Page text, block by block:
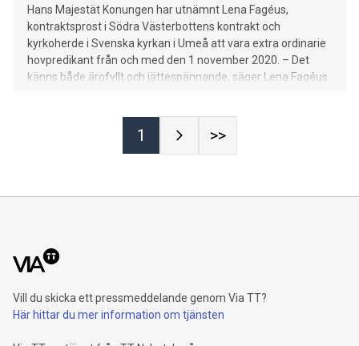
Hans Majestät Konungen har utnämnt Lena Fagéus,
kontraktsprost i Södra Västerbottens kontrakt och
kyrkoherde i Svenska kyrkan i Umeå att vara extra ordinarie
hovpredikant från och med den 1 november 2020. – Det
känns både ärofyllt och jättespännande, säger Lena Fagéus.
1 >>
Vill du skicka ett pressmeddelande genom Via TT?
Här hittar du mer information om tjänsten